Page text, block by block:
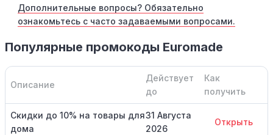
Дополнительные вопросы? Обязательно
ознакомьтесь с часто задаваемыми вопросами.
Популярные промокоды Euromade
Описание
Действует
до
Как
получить
Скидки до 10% на товары для
дома
31 Августа
2026
Открыть